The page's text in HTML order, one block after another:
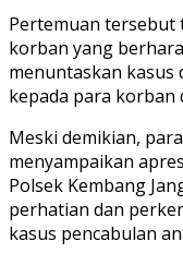
Pertemuan
korban yang
menuntaskan kasus
kepada para korban
Meski demikian,
menyampaikan
Polsek Kembang
perhatian dan
kasus pencabulan